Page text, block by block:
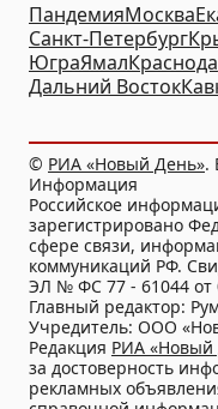
ПандемияМосква
Санкт-Петербург
ЮграЯмал
Дальний Восток
© РИА «Новый День».
Информация
Российское
зарегистрировано
сфере связи,
коммуникаций РФ.
ЭЛ № ФС 77 - 61044 от
Главный редактор:
Учредитель: ООО
Редакция РИА «Новый
за достоверность
рекламных